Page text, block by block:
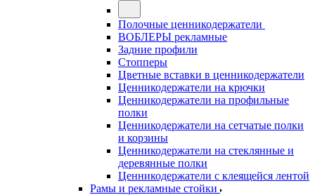
Полочные ценникодержатели
ВОБЛЕРЫ рекламные
Задние профили
Стопперы
Цветные вставки в ценникодержатели
Ценникодержатели на крючки
Ценникодержатели на профильные
полки
Ценникодержатели на сетчатые полки
и корзины
Ценникодержатели на стеклянные и
деревянные полки
Ценникодержатели с клеящейся лентой
Рамы и рекламные стойки